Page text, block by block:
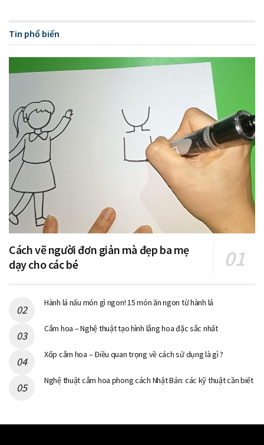
Tin phổ biến
Cách vẽ người đơn giản mà đẹp ba mẹ
dạy cho các bé
Hành lá nấu món gì ngon! 15 món ăn ngon từ hành lá
Cắm hoa – Nghệ thuật tạo hình lẵng hoa đặc sắc nhất
Xốp cắm hoa – Điều quan trọng về cách sử dụng là gì ?
Nghệ thuật cắm hoa phong cách Nhật Bản: các kỹ thuật cần biết